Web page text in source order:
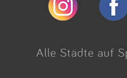
Alle Städte auf